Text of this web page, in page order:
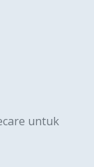
untuk